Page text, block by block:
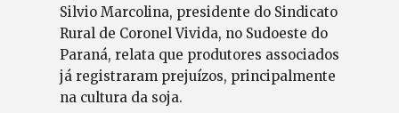
Silvio Marcolina, presidente do Sindicato
Rural de Coronel Vivida, no Sudoeste do
Paraná, relata que produtores associados
já registraram prejuízos, principalmente
na cultura da soja.